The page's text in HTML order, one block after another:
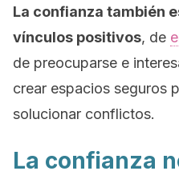
La confianza también
vínculos positivos, de
de preocuparse e
crear espacios seguros
solucionar conflictos.
La confianza